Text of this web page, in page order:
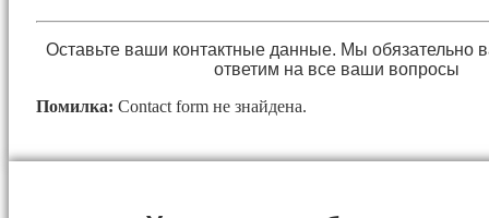
Оставьте ваши контактные данные. Мы обязательно
ответим на все ваши вопросы
Помилка: Contact form не знайдена.